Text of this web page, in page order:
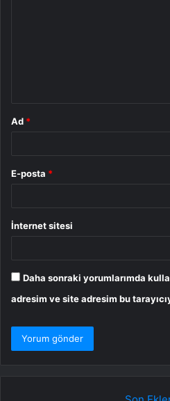
Ad *
E-posta *
İnternet sitesi
Daha sonraki yorumlarımda
adresim ve site adresim bu